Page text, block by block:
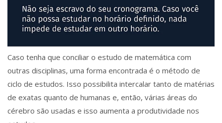
Caso tenha que conciliar o estudo de matemática com
outras disciplinas, uma forma encontrada é o método de
ciclo de estudos. Isso possibilita intercalar tanto de matérias
de exatas quanto de humanas e, então, várias áreas do
cérebro são usadas e isso aumenta a produtividade nos